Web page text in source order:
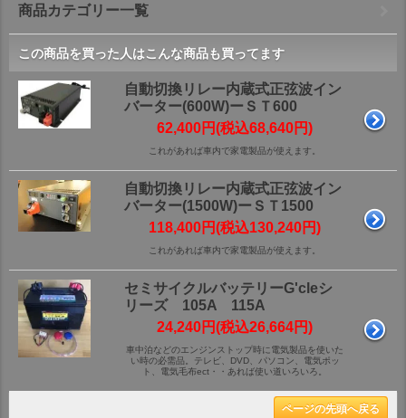
商品カテゴリー一覧
この商品を買った人はこんな商品も買ってます
自動切換リレー内蔵式正弦波イン
バーター(600W)ーＳＴ600
62,400円(税込68,640円)
これがあれば車内で家電製品が使えます。
自動切換リレー内蔵式正弦波イン
バーター(1500W)ーＳＴ1500
118,400円(税込130,240円)
これがあれば車内で家電製品が使えます。
セミサイクルバッテリーG'cleシ
リーズ 105A 115A
24,240円(税込26,664円)
車中泊などのエンジンストップ時に電気製品を使いた
い時の必需品。テレビ、DVD、パソコン、電気ポッ
ト、電気毛布ect・・あれば使い道いろいろ。
ページの先頭へ戻る